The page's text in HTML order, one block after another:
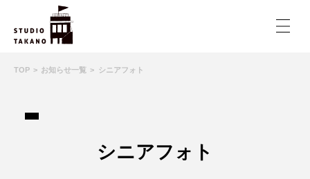
TOP お知らせ一覧 シニアフォト
シニアフォト